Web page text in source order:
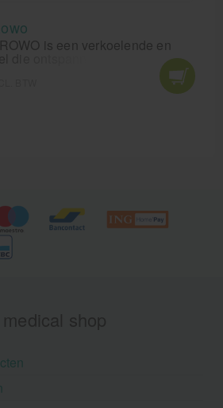
is een verkoelende en
die ontspannend werkt na
Rowo Sportgel heeft
van koude én